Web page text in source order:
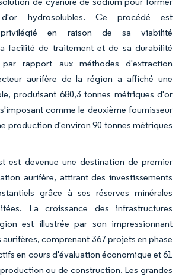
hydrosolubles. Ce procédé est
privilégié en raison de sa viabilité
facilité de traitement et de sa durabilité
par rapport aux méthodes d'extraction
aurifère de la région a affiché une
produisant 680,3 tonnes métriques d'or
comme le deuxième fournisseur
production d'environ 90 tonnes métriques
est devenue une destination de premier
aurifère, attirant des investissements
grâce à ses réserves minérales
La croissance des infrastructures
est illustrée par son impressionnant
comprenant 367 projets en phase
en cours d'évaluation économique et 61
ou de construction. Les grandes